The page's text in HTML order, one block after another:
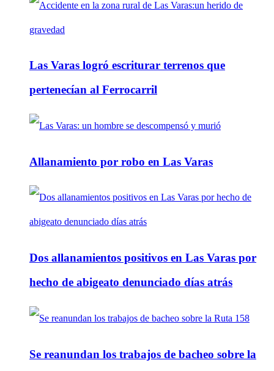
Las Varas logró escriturar terrenos que
pertenecían al Ferrocarril
Allanamiento por robo en Las Varas
Dos allanamientos positivos en Las Varas por
hecho de abigeato denunciado días atrás
Se reanundan los trabajos de bacheo sobre la